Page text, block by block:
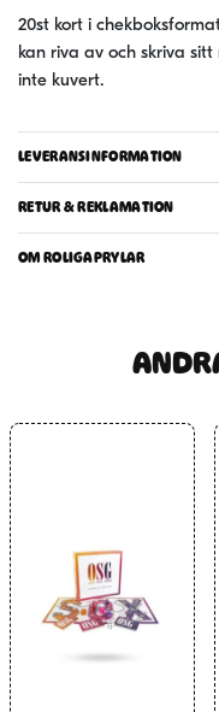
20st kort i
kan riva av och skriva
inte kuvert.
LEVERANSINFORMATION
RETUR & REKLAMATION
OM ROLIGAPRYLAR